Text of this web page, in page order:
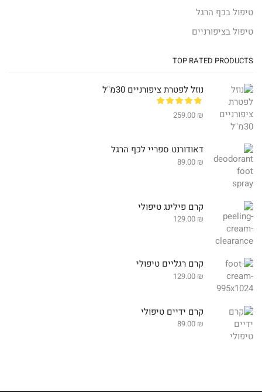
טיפול בכף הרגל
טיפול בציפורניים
TOP RATED PRODUCTS
נוזל לפטרת ציפורניים 30מ"ל
259.00 ₪
דאודורנט ספריי לכף הרגל
89.00 ₪
קרם פילינג טיפולי
129.00 ₪
קרם רגליים טיפולי
129.00 ₪
קרם ידיים טיפולי
89.00 ₪